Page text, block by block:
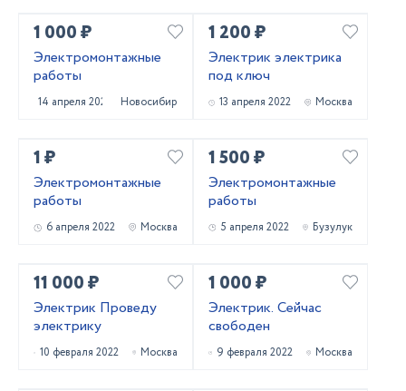
1 000 ₽
Электромонтажные
работы
14 апреля 2022 Новосибирск
1 200 ₽
Электрик электрика
под ключ
13 апреля 2022 Москва
1 ₽
Электромонтажные
работы
6 апреля 2022 Москва
1 500 ₽
Электромонтажные
работы
5 апреля 2022 Бузулук
11 000 ₽
Электрик Проведу
электрику
10 февраля 2022 Москва
1 000 ₽
Электрик. Сейчас
свободен
9 февраля 2022 Москва